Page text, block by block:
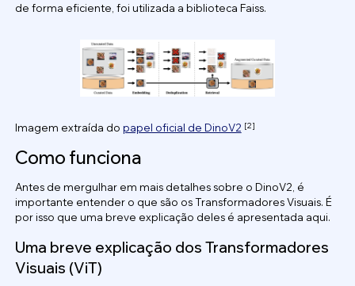
de forma eficiente, foi utilizada a biblioteca Faiss.
Imagem extraída do papel oficial de DinoV2 [2]
Como funciona
Antes de mergulhar em mais detalhes sobre o DinoV2, é
importante entender o que são os Transformadores Visuais. É
por isso que uma breve explicação deles é apresentada aqui.
Uma breve explicação dos Transformadores
Visuais (ViT)